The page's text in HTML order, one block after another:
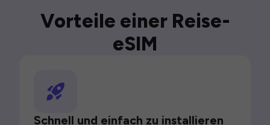
Vorteile einer Reise-
eSIM
Schnell und einfach zu installieren